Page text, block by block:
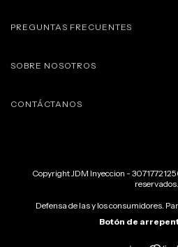
PREGUNTAS FRECUENTES
SOBRE NOSOTROS
CONTÁCTANOS
Copyright JDM Inyeccion -
reservados.
Defensa de las y los consumidores.
Botón de